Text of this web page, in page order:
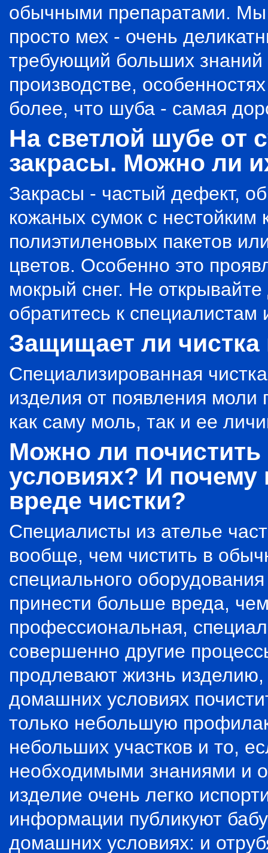
обычными препаратами. Мы
просто мех - очень
требующий больших
производстве,
более, что шуба - самая
На светлой шубе от
закрасы. Можно ли
Закрасы - частый дефект,
кожаных сумок с нестойким
полиэтиленовых пакетов
цветов. Особенно это
мокрый снег. Не
обратитесь к
Защищает ли чистка
Специализированная
изделия от появления моли
как саму моль, так и ее
Можно ли
условиях? И почему
вреде чистки?
Специалисты из ателье
вообще, чем чистить в
специального
принести больше вреда,
профессиональная,
совершенно другие
продлевают жизнь
домашних условиях
только небольшую
небольших участков и то,
необходимыми знаниями и
изделие очень легко
информации публикуют
домашних условиях: и